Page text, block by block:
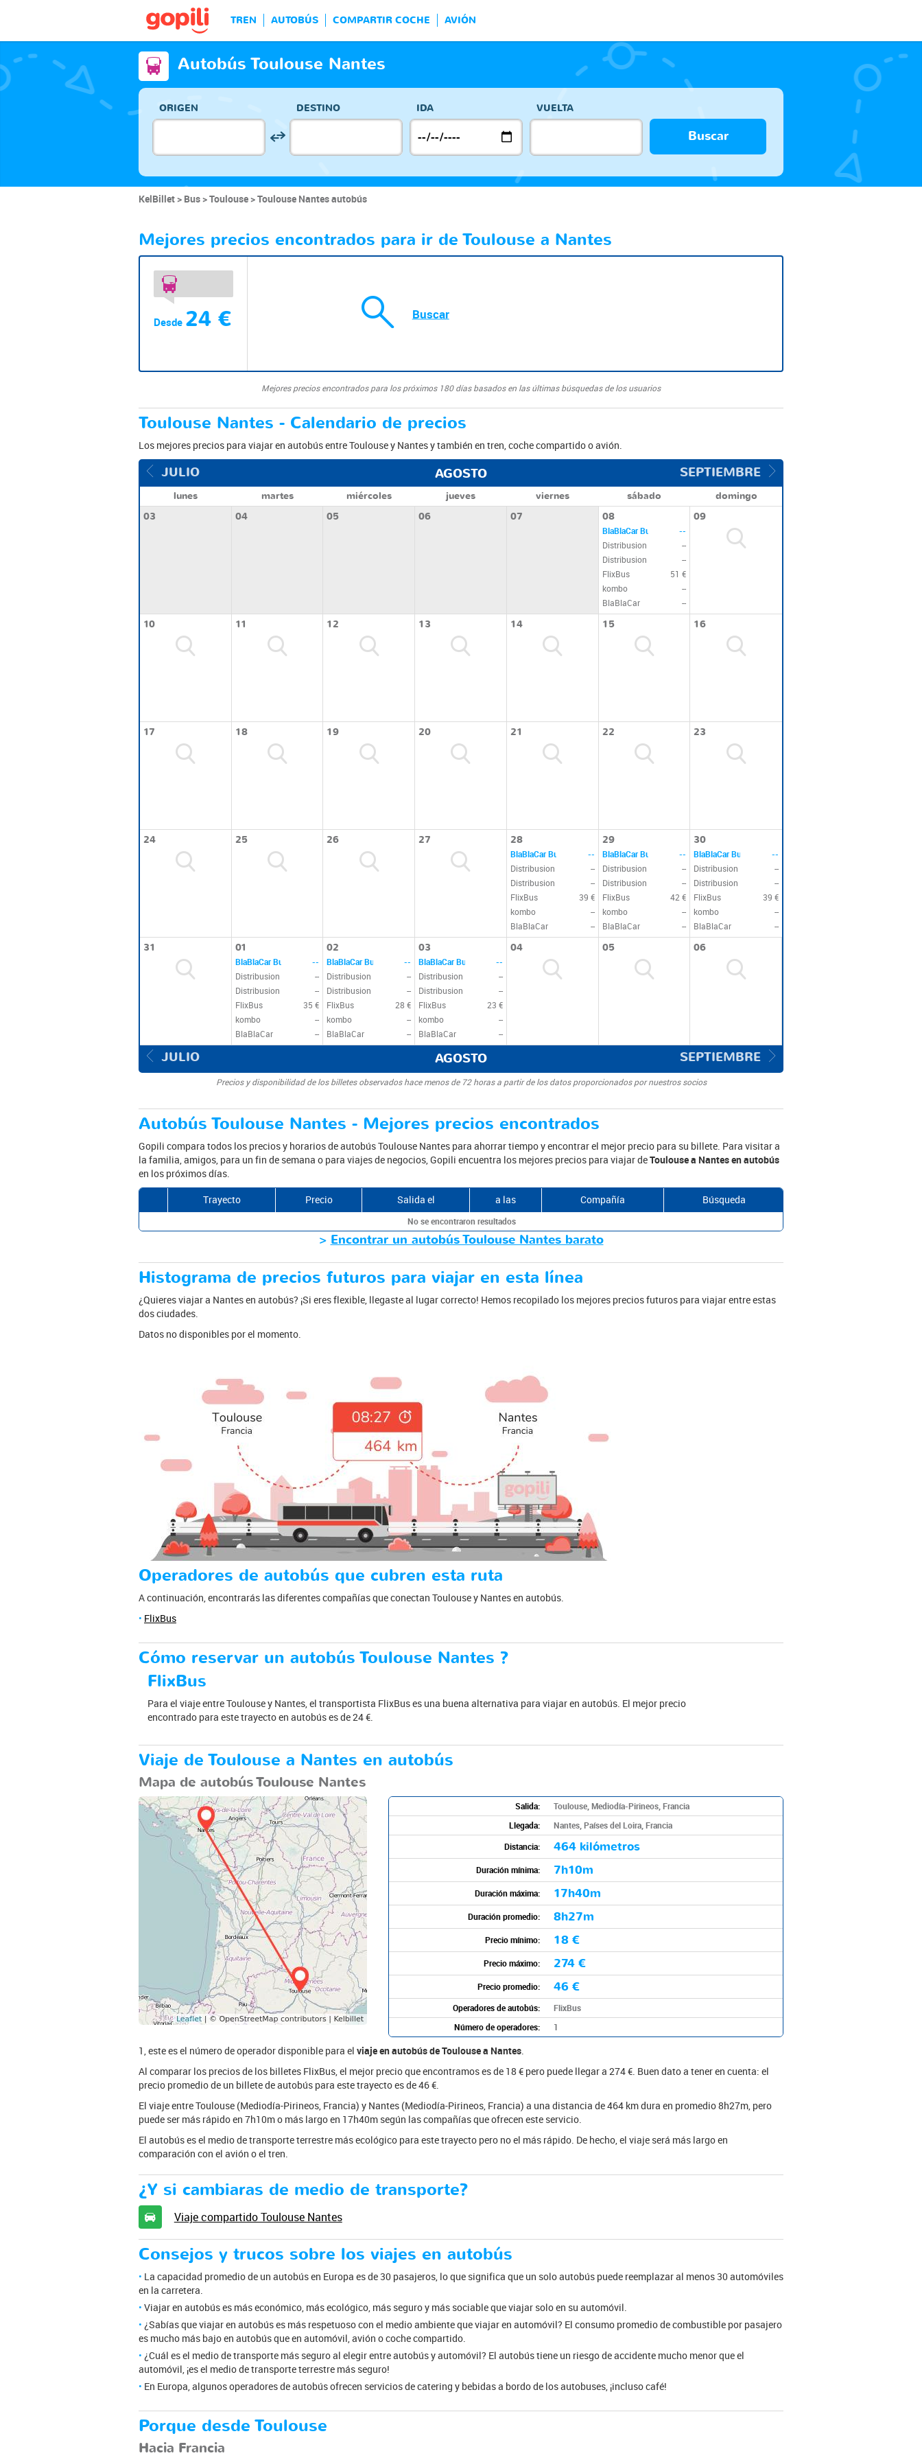
TREN AUTOBÚS COMPARTIR COCHE AVIÓN
Autobús Toulouse Nantes
ORIGEN DESTINO IDA VUELTA
Buscar
KelBillet Bus Toulouse Toulouse Nantes autobús
Mejores precios encontrados para ir de Toulouse a Nantes
Desde 24 € Buscar
Mejores precios encontrados para los próximos 180 días basados en las últimas búsquedas de los usuarios
Toulouse Nantes - Calendario de precios
Los mejores precios para viajar en autobús entre Toulouse y Nantes y también en tren, coche compartido o avión.
JULIO SEPTIEMBRE
AGOSTO
lunes martes miércoles jueves viernes sábado
domingo
03
04 05 06 07 08
BlaBlaCar Bus
--
Distribusion
--
Distribusion
--
FlixBus
51 €
kombo
--
BlaBlaCar
--
09
10 11 12 13 14 15 16
17 18 19 20 21 22 23
24 25 26 27 28
BlaBlaCar Bus
--
Distribusion
--
Distribusion
--
FlixBus
39 €
kombo
--
BlaBlaCar
--
29
BlaBlaCar Bus
--
Distribusion
--
Distribusion
--
FlixBus
42 €
kombo
--
BlaBlaCar
--
30
BlaBlaCar Bus
--
Distribusion
--
Distribusion
--
FlixBus
39 €
kombo
--
BlaBlaCar
--
31 01
BlaBlaCar Bus
--
Distribusion
--
Distribusion
--
FlixBus
35 €
kombo
--
BlaBlaCar
--
02
BlaBlaCar Bus
--
Distribusion
--
Distribusion
--
FlixBus
28 €
kombo
--
BlaBlaCar
--
03
BlaBlaCar Bus
--
Distribusion
--
Distribusion
--
FlixBus
23 €
kombo
--
BlaBlaCar
--
04 05 06
JULIO SEPTIEMBRE
AGOSTO
Precios y disponibilidad de los billetes observados hace menos de 72 horas a partir de los datos proporcionados por nuestros socios
Autobús Toulouse Nantes - Mejores precios encontrados
Gopili compara todos los precios y horarios de autobús Toulouse Nantes para ahorrar tiempo y encontrar el mejor precio para su billete. Para visitar a
la familia, amigos, para un fin de semana o para viajes de negocios, Gopili encuentra los mejores precios para viajar deToulouse a Nantes en autobús
en los próximos días.
Trayecto
Precio Salida el a las Compañía Búsqueda
No se encontraron resultados
> Encontrar un autobús Toulouse Nantes barato
Histograma de precios futuros para viajar en esta línea
¿Quieres viajar a Nantes en autobús? ¡Si eres flexible, llegaste al lugar correcto! Hemos recopilado los mejores precios futuros para viajar entre estas
dos ciudades.
Datos no disponibles por el momento.
Operadores de autobús que cubren esta ruta
A continuación, encontrarás las diferentes compañías que conectan Toulouse y Nantes en autobús.
FlixBus
Cómo reservar un autobús Toulouse Nantes ?
FlixBus
Para el viaje entre Toulouse y Nantes, el transportista FlixBus es una buena alternativa para viajar en autobús. El mejor precio
encontrado para este trayecto en autobús es de 24 €.
Viaje de Toulouse a Nantes en autobús
Mapa de autobús Toulouse Nantes
Salida:
Toulouse, Mediodía-Pirineos, Francia
Llegada:
Nantes, Países del Loira, Francia
Distancia:
464 kilómetros
Duración mínima: 7h10m
Duración máxima: 17h40m
Duración promedio: 8h27m
Precio mínimo: 18 €
Precio máximo: 274 €
Precio promedio: 46 €
Operadores de autobús:
FlixBus
Número de operadores:
1
1, este es el número de operador disponible para el viaje en autobús de Toulouse a Nantes
Al comparar los precios de los billetes FlixBus, el mejor precio que encontramos es de 18 € pero puede llegar a 274 €. Buen dato a tener en cuenta: el
precio promedio de un billete de autobús para este trayecto es de 46 €.
El viaje entre Toulouse (Mediodía-Pirineos, Francia) y Nantes (Mediodía-Pirineos, Francia) a una distancia de 464 km dura en promedio 8h27m, pero
puede ser más rápido en 7h10m o más largo en 17h40m según las compañías que ofrecen este servicio.
El autobús es el medio de transporte terrestre más ecológico para este trayecto pero no el más rápido. De hecho, el viaje será más largo en
comparación con el avión o el tren.
¿Y si cambiaras de medio de transporte?
Viaje compartido Toulouse Nantes
Consejos y trucos sobre los viajes en autobús
La capacidad promedio de un autobús en Europa es de 30 pasajeros, lo que significa que un solo autobús puede reemplazar al menos 30 automóviles
en la carretera.
Viajar en autobús es más económico, más ecológico, más seguro y más sociable que viajar solo en su automóvil.
¿Sabías que viajar en autobús es más respetuoso con el medio ambiente que viajar en automóvil? El consumo promedio de combustible por pasajero
es mucho más bajo en autobús que en automóvil, avión o coche compartido.
¿Cuál es el medio de transporte más seguro al elegir entre autobús y automóvil? El autobús tiene un riesgo de accidente mucho menor que el
automóvil, ¡es el medio de transporte terrestre más seguro!
En Europa, algunos operadores de autobús ofrecen servicios de catering y bebidas a bordo de los autobuses, ¡incluso café!
Porque desde Toulouse
Hacia Francia